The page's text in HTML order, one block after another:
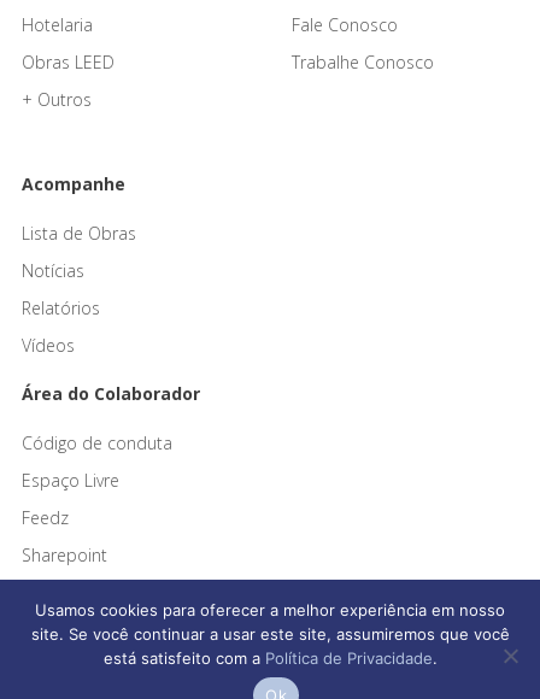
Hotelaria
Obras LEED
+ Outros
Fale Conosco
Trabalhe Conosco
Acompanhe
Lista de Obras
Notícias
Relatórios
Vídeos
Área do Colaborador
Código de conduta
Espaço Livre
Feedz
Sharepoint
Afonso França Engenharia © 2026 Todos os direitos reservados
Usamos cookies para oferecer a melhor experiência em nosso
site. Se você continuar a usar este site, assumiremos que você
está satisfeito com a Política de Privacidade.
Ok